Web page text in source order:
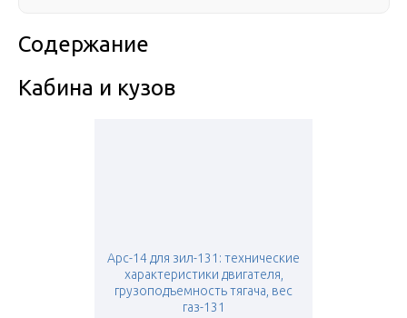
Содержание
Кабина и кузов
Арс-14 для зил-131: технические
характеристики двигателя,
грузоподъемность тягача, вес
газ-131